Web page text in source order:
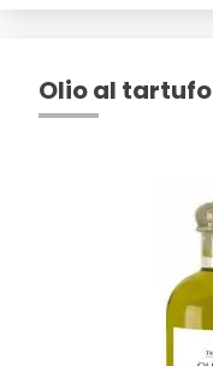
Olio al tartufo